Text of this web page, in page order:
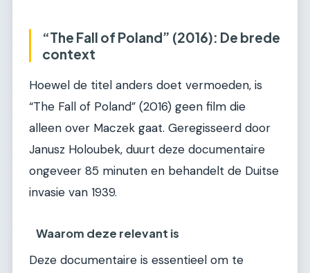
“The Fall of Poland” (2016): De brede
context
Hoewel de titel anders doet vermoeden, is
“The Fall of Poland” (2016) geen film die
alleen over Maczek gaat. Geregisseerd door
Janusz Holoubek, duurt deze documentaire
ongeveer 85 minuten en behandelt de Duitse
invasie van 1939.
Waarom deze relevant is
Deze documentaire is essentieel om te